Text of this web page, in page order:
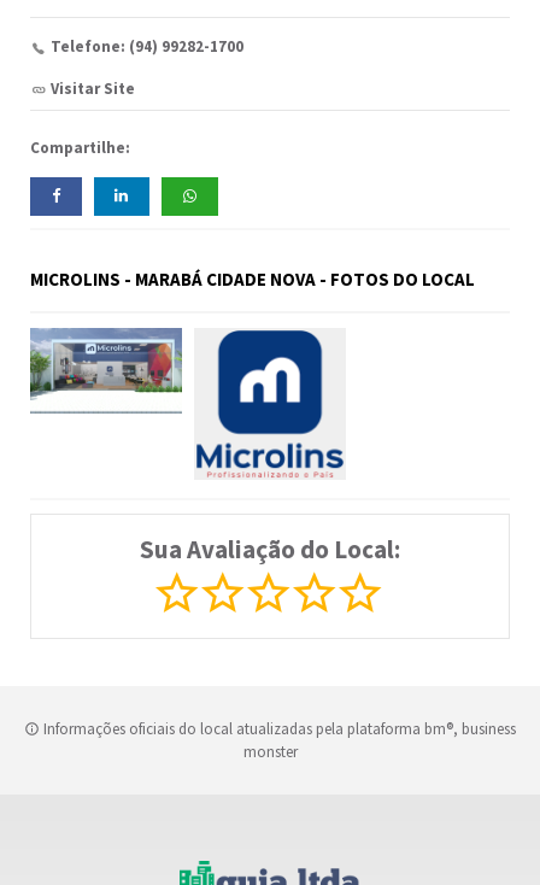
Telefone: (94) 99282-1700
Visitar Site
Compartilhe:
MICROLINS - MARABÁ CIDADE NOVA - FOTOS DO LOCAL
Sua Avaliação do Local:
Informações oficiais do local atualizadas pela plataforma bm®, business
monster